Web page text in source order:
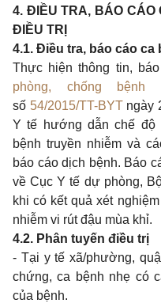
4. ĐIỀU TRA, BÁO CÁO
ĐIỀU TRỊ
4.1. Điều tra, báo cáo ca
Thực hiện thông tin,
phòng, chống bệnh
số 54/2015/TT-BYTngày
Y tế hướng dẫn chế độ
bệnh truyền nhiễm và
báo cáo dịch bệnh. Báo
về Cục Y tế dự phòng,
khi có kết quả xét
nhiễm vi rút đậu mùa khỉ.
4.2. Phân tuyến điều trị
- Tại y tế xã/phường,
chứng, ca bệnh nhẹ có
của bệnh.